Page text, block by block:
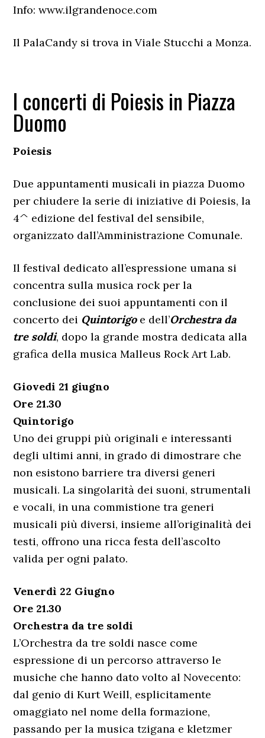
Info: www.ilgrandenoce.com
Il PalaCandy si trova in Viale Stucchi a Monza.
I concerti di Poiesis in Piazza
Duomo
Poiesis
Due appuntamenti musicali in piazza Duomo
per chiudere la serie di iniziative di Poiesis, la
4^ edizione del festival del sensibile,
organizzato dall’Amministrazione Comunale.
Il festival dedicato all’espressione umana si
concentra sulla musica rock per la
conclusione dei suoi appuntamenti con il
concerto dei Quintorigoe dell’Orchestra da
tre soldi, dopo la grande mostra dedicata alla
grafica della musica Malleus Rock Art Lab.
Giovedi 21 giugno
Ore 21.30
Quintorigo
Uno dei gruppi più originali e interessanti
degli ultimi anni, in grado di dimostrare che
non esistono barriere tra diversi generi
musicali. La singolarità dei suoni, strumentali
e vocali, in una commistione tra generi
musicali più diversi, insieme all’originalità dei
testi, offrono una ricca festa dell’ascolto
valida per ogni palato.
Venerdì 22 Giugno
Ore 21.30
Orchestra da tre soldi
L’Orchestra da tre soldi nasce come
espressione di un percorso attraverso le
musiche che hanno dato volto al Novecento:
dal genio di Kurt Weill, esplicitamente
omaggiato nel nome della formazione,
passando per la musica tzigana e kletzmer